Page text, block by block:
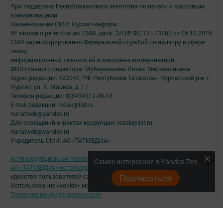
Самое интересное в Yandex Zen
Подписаться
При поддержке Республиканского агентства по печати и массовым
коммуникациям.
Наименование СМИ: Нурлат-⁠информ
№ записи о регистрации СМИ, дата: ЭЛ № ФС 77 -⁠ 73782 от 05.10.2018
СМИ зарегистрированно Федеральной службой по надзору в сфере
связи,
информационных технологий и массовых коммуникаций
ФИО главного редактора: Мубаракшина Лилия Мирзазяновна
Адрес редакции: 423040, РФ, Республика Татарстан, Нурлатский р-н, г.
Нурлат, ул. К. Маркса, д. 1 Г
Телефон редакции: 8(84345) 2-36-13
E-mail редакции: redak@list.ru
nurlatweb@yandex.ru
Для сообщений о фактах коррупции: redak@list.ru ,
nurlatweb@yandex.ru
Учредитель СМИ: АО «ТАТМЕДИА»
Антикоррупционная политика
АО «ТАТМЕДИА» использует «cookie» для персонализации сервисов и
удобства пользователей сайтом.
Использование «cookie» можно отменить в настройках браузера.
Политика конфиденциальности